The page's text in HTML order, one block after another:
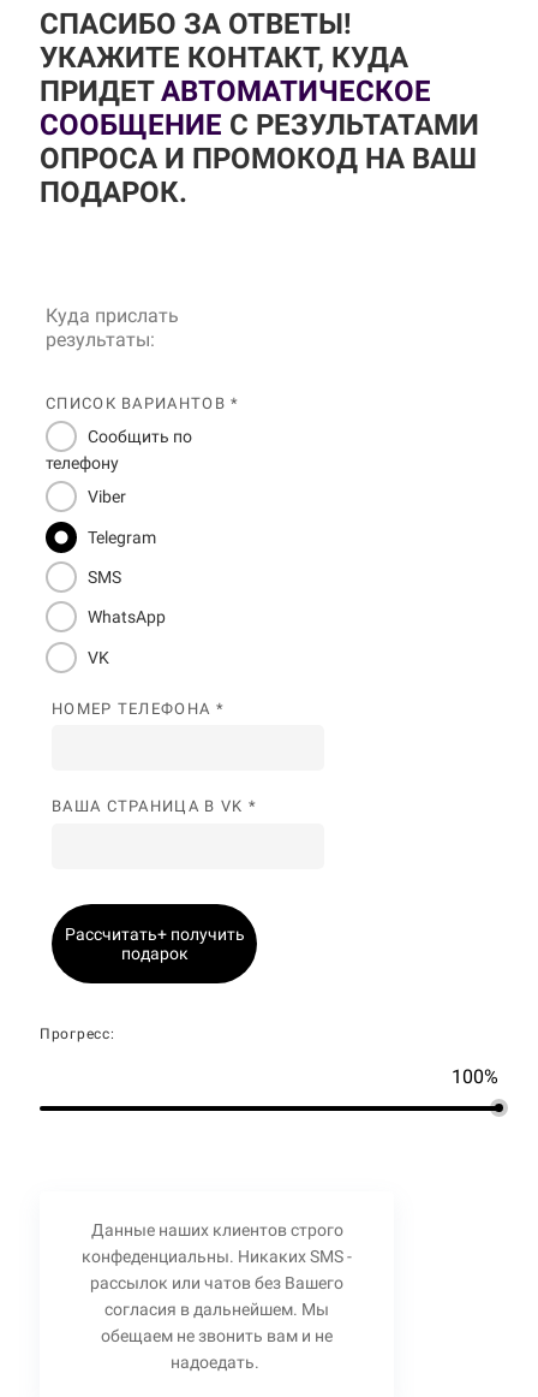
СПАСИБО ЗА ОТВЕТЫ!
УКАЖИТЕ КОНТАКТ, КУДА
ПРИДЕТАВТОМАТИЧЕСКОЕ
СООБЩЕНИЕ С РЕЗУЛЬТАТАМИ
ОПРОСА И ПРОМОКОД НА ВАШ
ПОДАРОК.
Куда прислать
результаты:
СПИСОК ВАРИАНТОВ *
Сообщить по
телефону
Viber
Telegram
SMS
WhatsApp
VK
НОМЕР ТЕЛЕФОНА *
ВАША СТРАНИЦА В VK *
Рассчитать+ получить
подарок
Прогресс:
100%
Данные наших клиентов строго
конфеденциальны. Никаких SMS -
рассылок или чатов без Вашего
согласия в дальнейшем. Мы
обещаем не звонить вам и не
надоедать.